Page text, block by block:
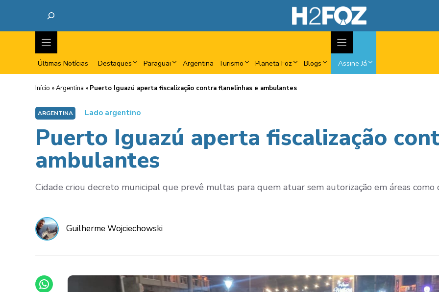
Últimas Notícias Destaques Paraguai Argentina Turismo Planeta Foz Blogs Assine Já
Início »Argentina » Puerto Iguazú aperta fiscalização contra flanelinhas e ambulantes
ARGENTINA Lado argentino
Puerto Iguazú aperta fiscalização
ambulantes
Cidade criou decreto municipal que prevê multas para quem atuar sem autorização em áreas
Guilherme Wojciechowski
Share on WhatsApp